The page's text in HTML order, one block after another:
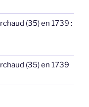
(35) en 1739 :
(35) en 1739